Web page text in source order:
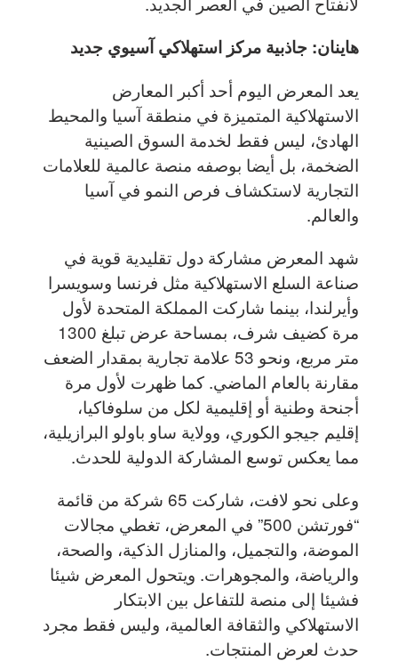
هاينان: جاذبية مركز استهلاكي آسيوي جديد
يعد المعرض اليوم أحد أكبر المعارض
الاستهلاكية المتميزة في منطقة آسيا والمحيط
الهادئ، ليس فقط لخدمة السوق الصينية
الضخمة، بل أيضا بوصفه منصة عالمية للعلامات
التجارية لاستكشاف فرص النمو في آسيا
والعالم.
شهد المعرض مشاركة دول تقليدية قوية في
صناعة السلع الاستهلاكية مثل فرنسا وسويسرا
وأيرلندا، بينما شاركت المملكة المتحدة لأول
مرة كضيف شرف، بمساحة عرض تبلغ 1300
متر مربع، ونحو 53 علامة تجارية بمقدار الضعف
مقارنة بالعام الماضي. كما ظهرت لأول مرة
أجنحة وطنية أو إقليمية لكل من سلوفاكيا،
إقليم جيجو الكوري، وولاية ساو باولو البرازيلية،
مما يعكس توسع المشاركة الدولية للحدث.
وعلى نحو لافت، شاركت 65 شركة من قائمة
“فورتشن 500” في المعرض، تغطي مجالات
الموضة، والتجميل، والمنازل الذكية، والصحة،
والرياضة، والمجوهرات. ويتحول المعرض شيئا
فشيئا إلى منصة للتفاعل بين الابتكار
الاستهلاكي والثقافة العالمية، وليس فقط مجرد
حدث لعرض المنتجات.